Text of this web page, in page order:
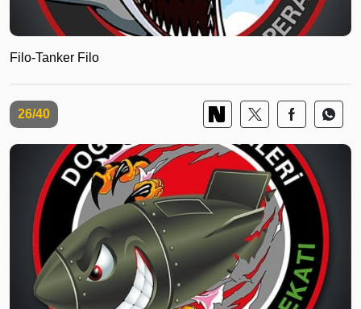
Filo-Tanker Filo
26/40